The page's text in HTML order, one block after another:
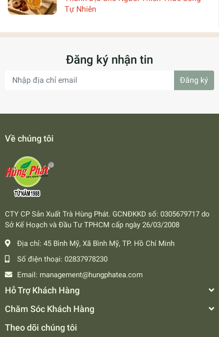
Tự Nhiên
Đăng ký nhận tin
Đăng ký
Về chúng tôi
CTY CP Sản Xuất Trà Hùng Phát. GCNĐKKD số: 0305679717 do
Sở Kế Hoạch và Đầu Tư TPHCM cấp ngày 26/03/2008
Địa chỉ: 45 Bình Mỹ, Xã Bình Mỹ, TP. Hồ Chí Minh
Số điện thoại: 02837978230
Email: management@hungphatea.com
Hỗ Trợ Khách Hàng
Chăm Sóc Khách Hàng
Theo dõi chúng tôi